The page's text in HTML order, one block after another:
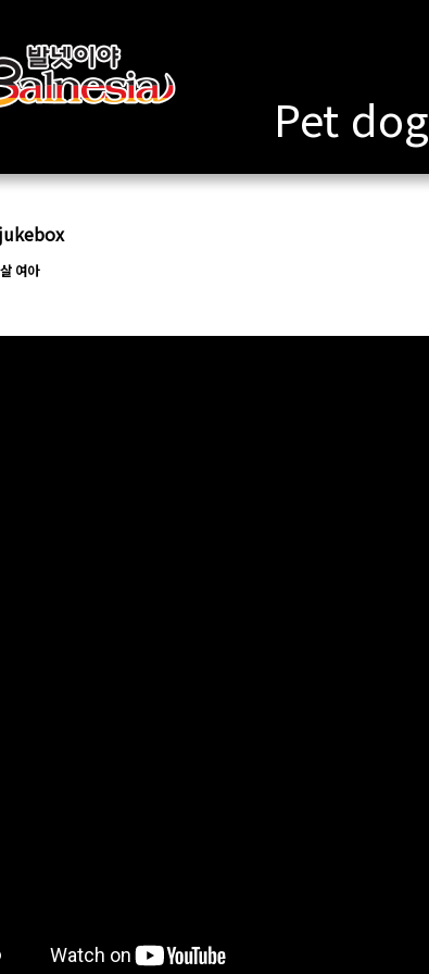
Pet
여아